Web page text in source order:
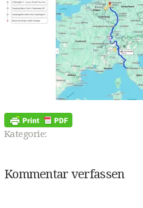
Kategorie:
Kommentar verfassen